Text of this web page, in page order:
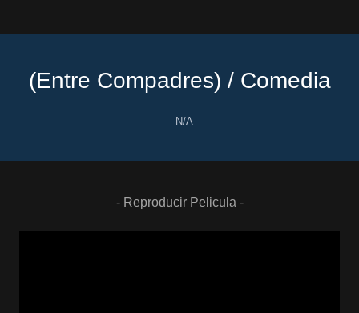
(Entre Compadres) / Comedia
N/A
- Reproducir Pelicula -